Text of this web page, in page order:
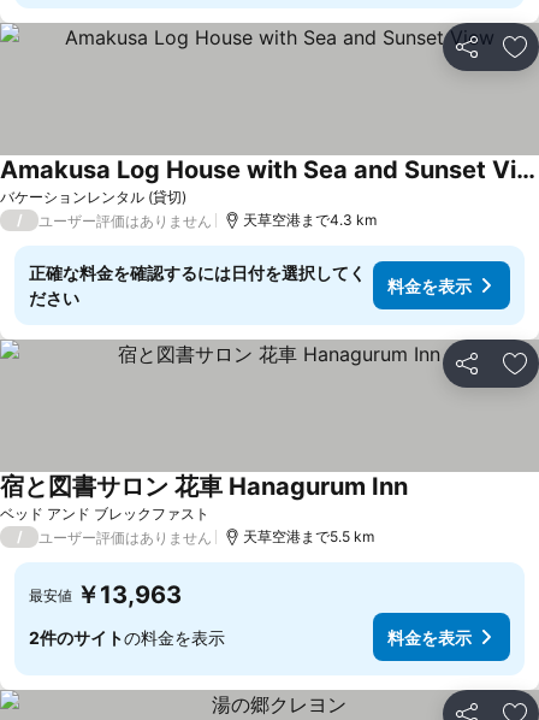
シェア お
バケーションレンタル (貸切)
Amakusa Log House with Sea and Sunset View
/ ユーザー評価はありません 天草空港まで4.3 km
正確な料金を確認するには日付を選択してく
ださい
料金を表示
シェア お
ベッド アンド ブレックファスト
宿と図書サロン 花車 Hanagurum Inn
/ ユーザー評価はありません 天草空港まで5.5 km
最安値 ￥13,963
2件のサイトの料金を表示 料金を表示